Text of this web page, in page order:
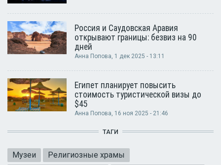
Россия и Саудовская Аравия
открывают границы: безвиз на 90
дней
Анна Попова, 1 дек 2025 - 13:11
Египет планирует повысить
стоимость туристической визы до
$45
Анна Попова, 16 ноя 2025 - 21:46
ТАГИ
Музеи
Религиозные храмы